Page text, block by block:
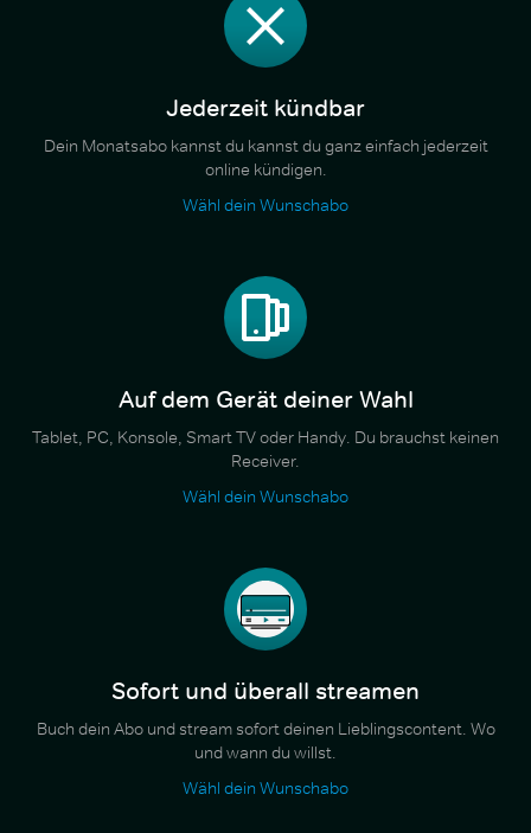
Jederzeit kündbar
Dein Monatsabo kannst du kannst du ganz einfach jederzeit
online kündigen.
Wähl dein Wunschabo
Auf dem Gerät deiner Wahl
Tablet, PC, Konsole, Smart TV oder Handy. Du brauchst keinen
Receiver.
Wähl dein Wunschabo
Sofort und überall streamen
Buch dein Abo und stream sofort deinen Lieblingscontent. Wo
und wann du willst.
Wähl dein Wunschabo